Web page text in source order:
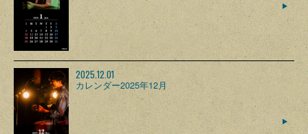
2025.12.01
カレンダー2025年12月